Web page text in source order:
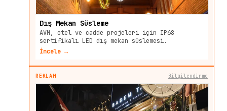
Dış Mekan Süsleme
AVM, otel ve cadde projeleri için IP68
sertifikalı LED dış mekan süslemesi.
İncele →
REKLAM Bilgilendirme